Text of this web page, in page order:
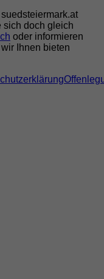
sich doch gleich
oder informieren
Ihnen bieten